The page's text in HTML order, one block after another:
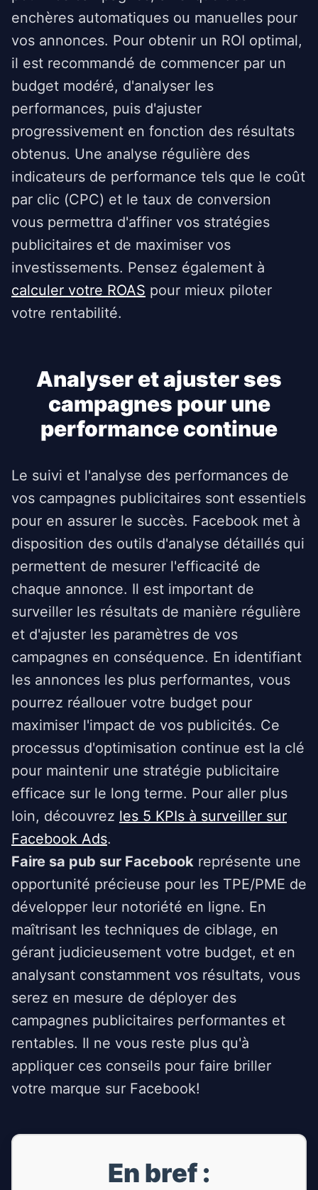
enchères automatiques ou manuelles pour
vos annonces. Pour obtenir un ROI optimal,
il est recommandé de commencer par un
budget modéré, d'analyser les
performances, puis d'ajuster
progressivement en fonction des résultats
obtenus. Une analyse régulière des
indicateurs de performance tels que le coût
par clic (CPC) et le taux de conversion
vous permettra d'affiner vos stratégies
publicitaires et de maximiser vos
investissements. Pensez également à
calculer votre ROAS pour mieux piloter
votre rentabilité.
Analyser et ajuster ses
campagnes pour une
performance continue
Le suivi et l'analyse des performances de
vos campagnes publicitaires sont essentiels
pour en assurer le succès. Facebook met à
disposition des outils d'analyse détaillés qui
permettent de mesurer l'efficacité de
chaque annonce. Il est important de
surveiller les résultats de manière régulière
et d'ajuster les paramètres de vos
campagnes en conséquence. En identifiant
les annonces les plus performantes, vous
pourrez réallouer votre budget pour
maximiser l'impact de vos publicités. Ce
processus d'optimisation continue est la clé
pour maintenir une stratégie publicitaire
efficace sur le long terme. Pour aller plus
loin, découvrez les 5 KPIs à surveiller sur
Facebook Ads.
Faire sa pub sur Facebook représente une
opportunité précieuse pour les TPE/PME de
développer leur notoriété en ligne. En
maîtrisant les techniques de ciblage, en
gérant judicieusement votre budget, et en
analysant constamment vos résultats, vous
serez en mesure de déployer des
campagnes publicitaires performantes et
rentables. Il ne vous reste plus qu'à
appliquer ces conseils pour faire briller
votre marque sur Facebook!
En bref :